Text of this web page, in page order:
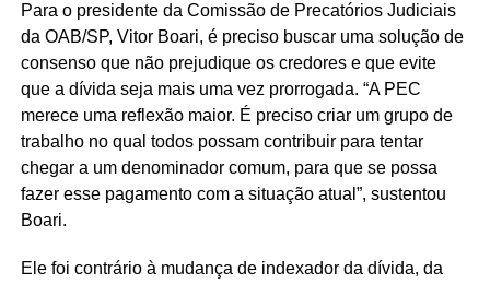
Para o presidente da Comissão de Precatórios Judiciais
da OAB/SP, Vitor Boari, é preciso buscar uma solução de
consenso que não prejudique os credores e que evite
que a dívida seja mais uma vez prorrogada. “A PEC
merece uma reflexão maior. É preciso criar um grupo de
trabalho no qual todos possam contribuir para tentar
chegar a um denominador comum, para que se possa
fazer esse pagamento com a situação atual”, sustentou
Boari.
Ele foi contrário à mudança de indexador da dívida, da